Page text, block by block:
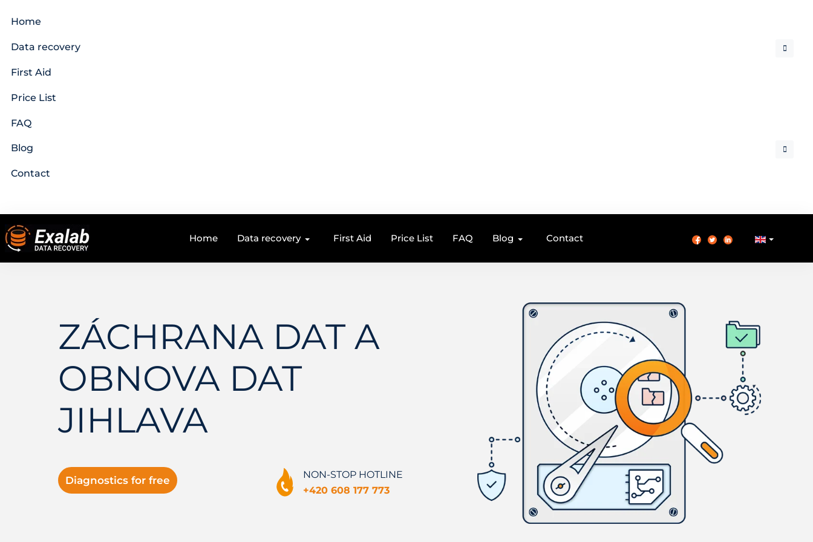
Home
Data recovery
First Aid
Price List
FAQ
Blog
Contact
Home Data recovery First Aid Price List FAQ Blog Contact
ZÁCHRANA DAT A
OBNOVA DAT
JIHLAVA
Diagnostics for free
NON-STOP HOTLINE
+420 608 177 773